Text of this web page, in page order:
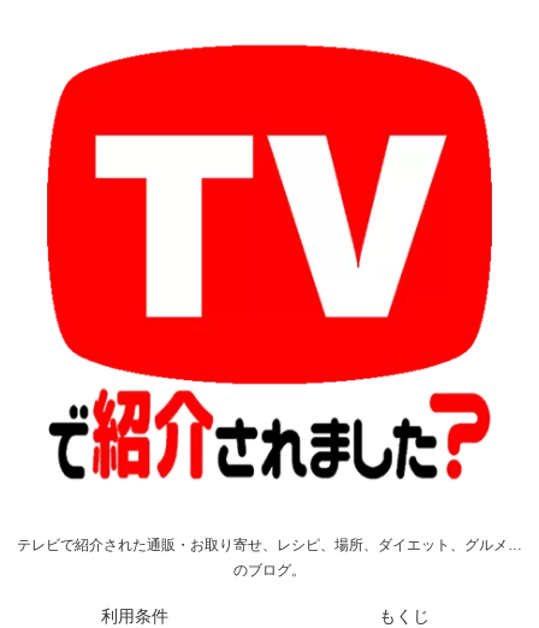
テレビで紹介された通販・お取り寄せ、レシピ、場所、ダイエット、グルメ…
のブログ。
利用条件 もくじ